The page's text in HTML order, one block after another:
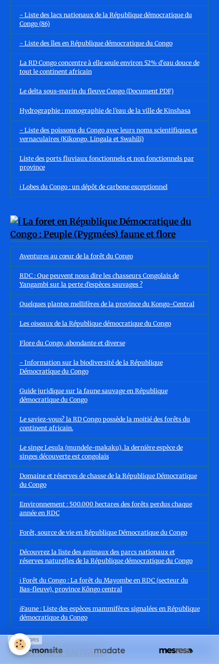
- Liste des lacs nationaux de la République démocratique du
Congo (86)
- Liste des îles en République démocratique du Congo
La RD Congo concentre à elle seule environ 52% d'eau douce de
tout le continent africain
Le delta sous-marin du fleuve Congo (Document PDF)
Hydrographie : monographie de l’eau de la ville de Kinshasa
- Liste des poissons du Congo avec leurs noms scientifiques et
vernaculaires (Kikongo, Lingala et Swahili)
Liste des ports fluviaux fonctionnels et non fonctionnels par
province
ℹ️ Lobes du Congo : un dépôt de carbone exceptionnel
Aventures au cœur de la forêt du Congo
RDC : Que peuvent nous dire les chasseurs Congolais de
Yangambi sur la perte d’espèces sauvages ?
Quelques plantes mellifères de la province du Kongo-Central
Les oiseaux de la République démocratique du Congo
Flore du Congo, abondante et diverse
- Information sur la biodiversité de la République
Démocratique du Congo
Guide juridique sur la faune sauvage en République
démocratique du Congo
Le saviez-vous? la RD Congo possède la moitié des forêts du
continent africain.
Le singe Lesula (mundele-makaku), la dernière espèce de
singes découverte est congolais
Domaine et réserves de chasse de la République Démocratique
du Congo
Environnement : 500.000 hectares des forêts perdus chaque
année en RDC
Forêt, source de vie en République Démocratique du Congo
Découvrez la liste des animaux des parcs nationaux et
réserves naturelles de la République démocratique du Congo
ℹ️ Forêt du Congo : La forêt du Mayombe en RDC (secteur du
Bas-fleuve), province Kôngo central
ℹ️Faune : Liste des espèces mammifères signalées en République
démocratique du Congo
SPONSORS